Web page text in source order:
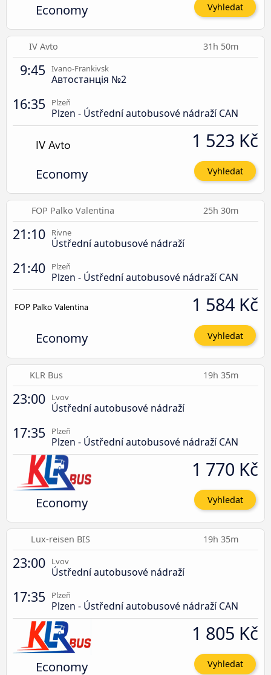
Economy Vyhledat
IV Avto 31h 50m
9:45 Ivano-Frankivsk
Автостанція №2
16:35 Plzeň
Plzen - Ústřední autobusové nádraží CAN
Economy
1 523 Kč
Vyhledat
FOP Palko Valentina 25h 30m
21:10 Rivne
Ústřední autobusové nádraží
21:40 Plzeň
Plzen - Ústřední autobusové nádraží CAN
Economy
1 584 Kč
Vyhledat
KLR Bus 19h 35m
23:00 Lvov
Ústřední autobusové nádraží
17:35 Plzeň
Plzen - Ústřední autobusové nádraží CAN
Economy
1 770 Kč
Vyhledat
Lux-reisen BIS 19h 35m
23:00 Lvov
Ústřední autobusové nádraží
17:35 Plzeň
Plzen - Ústřední autobusové nádraží CAN
Economy
1 805 Kč
Vyhledat